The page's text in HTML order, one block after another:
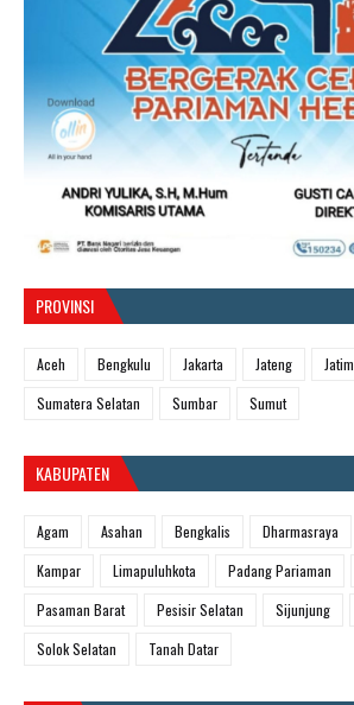
PROVINSI
Aceh Bengkulu Jakarta Jateng Jatim
Sumatera Selatan
Sumbar Sumut
KABUPATEN
Agam Asahan Bengkalis Dharmasraya
Kampar
Limapuluhkota Padang Pariaman
Pasaman Barat
Pesisir Selatan Sijunjung
Solok Selatan
Tanah Datar